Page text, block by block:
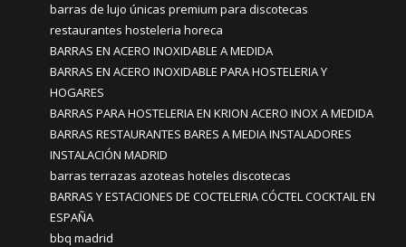
barras de lujo únicas premium para discotecas
restaurantes hosteleria horeca
BARRAS EN ACERO INOXIDABLE A MEDIDA
BARRAS EN ACERO INOXIDABLE PARA HOSTELERIA Y
HOGARES
BARRAS PARA HOSTELERIA EN KRION ACERO INOX A MEDIDA
BARRAS RESTAURANTES BARES A MEDIA INSTALADORES
INSTALACIÓN MADRID
barras terrazas azoteas hoteles discotecas
BARRAS Y ESTACIONES DE COCTELERIA CÓCTEL COCKTAIL EN
ESPAÑA
bbq madrid